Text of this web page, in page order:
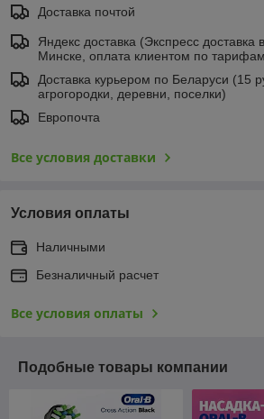
Доставка почтой
Яндекс доставка (Экспресс доставка
Минске, оплата клиентом по
Доставка курьером по Беларуси (15
агрогородки, деревни, поселки)
Европочта
Все условия доставки
Условия оплаты
Наличными
Безналичный расчет
Все условия оплаты
Подобные товары компании